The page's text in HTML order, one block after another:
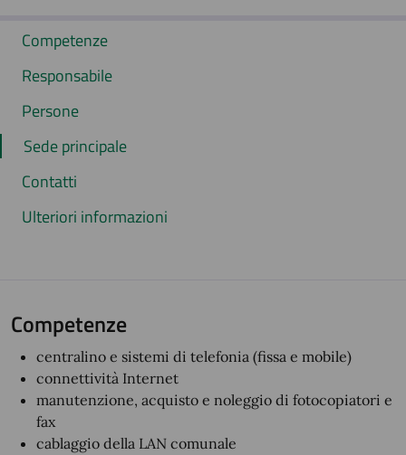
Competenze
Responsabile
Persone
Sede principale
Contatti
Ulteriori informazioni
Competenze
centralino e sistemi di telefonia (fissa e mobile)
connettività Internet
manutenzione, acquisto e noleggio di fotocopiatori e
fax
cablaggio della LAN comunale